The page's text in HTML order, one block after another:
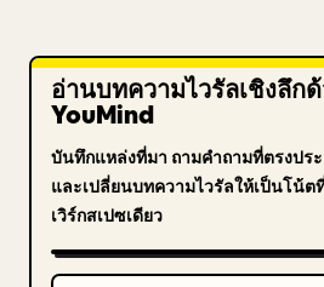
อ่านบทความไวรัลเชิงลึก
YouMind
บันทึกแหล่งที่มา ถามคำถามที่ตรงปร
และเปลี่ยนบทความไวรัลให้เป็นโน้ต
เวิร์กสเปซเดียว